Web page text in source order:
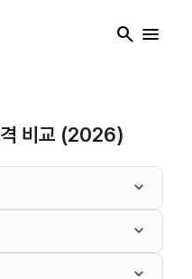
search menu
격 비교 (2026)
keyboard_arrow_down
keyboard_arrow_down
keyboard_arrow_down